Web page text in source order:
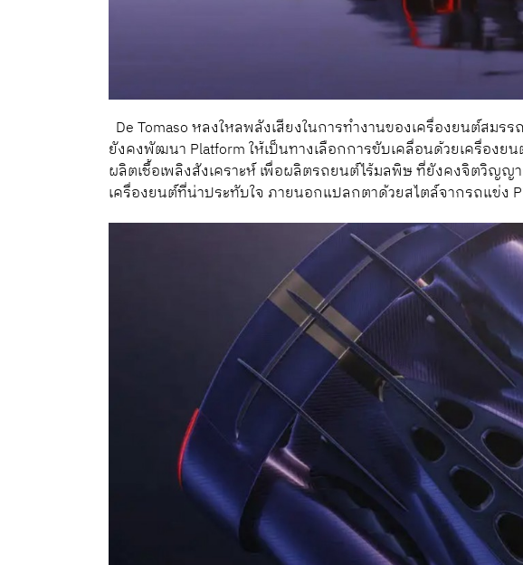
De Tomaso หลงใหลพลังเสียงในการทำงานของเครื่องยนต์สมร
ยังคงพัฒนา Platform ให้เป็นทางเลือกการขับเคลื่อนด้วยเครื่อง
ผลิตเชื้อเพลิงสังเคราะห์ เพื่อผลิตรถยนต์ไร้มลพิษ ที่ยังคงจิตวิญ
เครื่องยนต์ที่น่าประทับใจ ภายนอกแปลกตาด้วยสไตล์จากรถแข่ง